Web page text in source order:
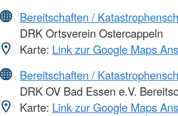
Bereitschaften /
DRK Ortsverein Ostercappeln
Karte: Link zur Google Maps
Bereitschaften /
DRK OV Bad Essen e.V.
Karte: Link zur Google Maps